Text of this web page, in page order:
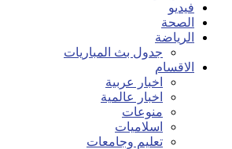
فيديو
الصحة
الرياضة
جدول بث المباريات
الاقسام
اخبار عربية
اخبار عالمية
منوعات
اسلاميات
تعليم وجامعات